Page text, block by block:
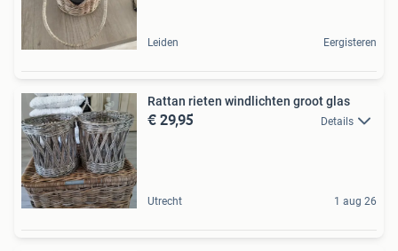
Leiden Eergisteren
Rattan rieten windlichten groot glas
€ 29,95 Details
Utrecht 1 aug 26